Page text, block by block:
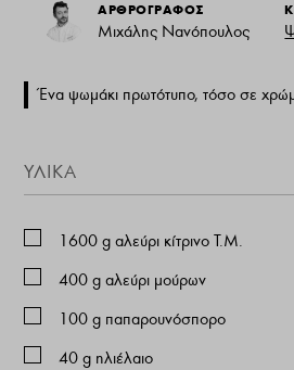
ΑΡΘΡΟΓΡΑΦΟΣ
Μιχάλης Νανόπουλος
Ένα ψωμάκι πρωτότυπο, τόσο σε
ΥΛΙΚΑ
1600 g αλεύρι κίτρινο Τ.Μ.
400 g αλεύρι μούρων
100 g παπαρουνόσπορο
40 g ηλιέλαιο